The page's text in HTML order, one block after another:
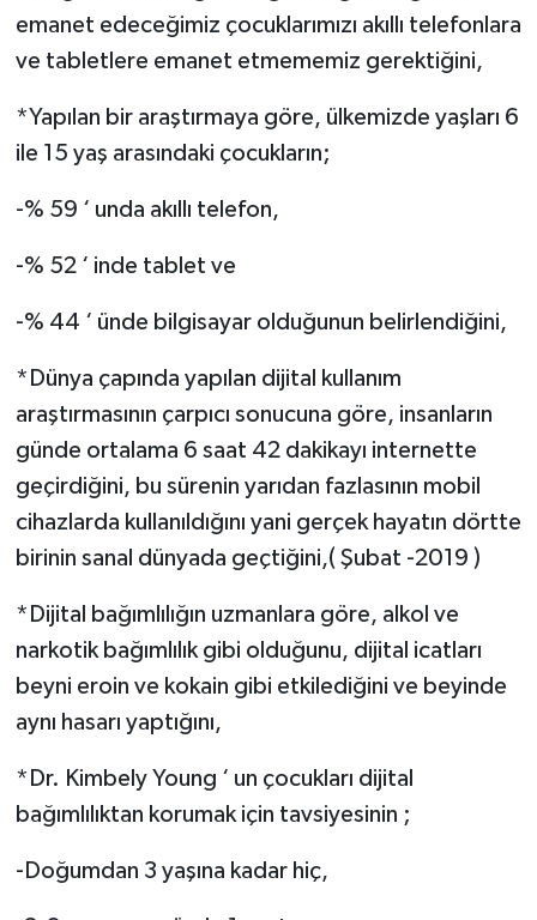
emanet edeceğimiz çocuklarımızı akıllı telefonlara
ve tabletlere emanet etmememiz gerektiğini,
*Yapılan bir araştırmaya göre, ülkemizde yaşları 6
ile 15 yaş arasındaki çocukların;
-% 59 ‘ unda akıllı telefon,
-% 52 ‘ inde tablet ve
-% 44 ‘ ünde bilgisayar olduğunun belirlendiğini,
*Dünya çapında yapılan dijital kullanım
araştırmasının çarpıcı sonucuna göre, insanların
günde ortalama 6 saat 42 dakikayı internette
geçirdiğini, bu sürenin yarıdan fazlasının mobil
cihazlarda kullanıldığını yani gerçek hayatın dörtte
birinin sanal dünyada geçtiğini,( Şubat -2019 )
*Dijital bağımlılığın uzmanlara göre, alkol ve
narkotik bağımlılık gibi olduğunu, dijital icatları
beyni eroin ve kokain gibi etkilediğini ve beyinde
aynı hasarı yaptığını,
*Dr. Kimbely Young ‘ un çocukları dijital
bağımlılıktan korumak için tavsiyesinin ;
-Doğumdan 3 yaşına kadar hiç,